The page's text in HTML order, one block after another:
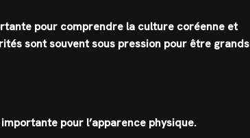
pour comprendre la culture coréenne et
sont souvent sous pression pour être grands
pour l’apparence physique.